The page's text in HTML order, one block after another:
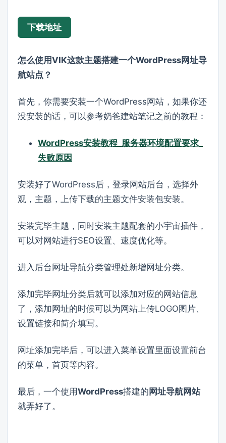
下载地址
怎么使用VIK这款主题搭建一个WordPress网址导
航站点？
首先，你需要安装一个WordPress网站，如果你还
没安装的话，可以参考奶爸建站笔记之前的教程：
WordPress安装教程_服务器环境配置要求_
失败原因
安装好了WordPress后，登录网站后台，选择外
观，主题，上传下载的主题文件安装包安装。
安装完毕主题，同时安装主题配套的小宇宙插件，
可以对网站进行SEO设置、速度优化等。
进入后台网址导航分类管理处新增网址分类。
添加完毕网址分类后就可以添加对应的网站信息
了，添加网址的时候可以为网站上传LOGO图片、
设置链接和简介填写。
网址添加完毕后，可以进入菜单设置里面设置前台
的菜单，首页等内容。
最后，一个使用WordPress搭建的 网址导航网站
就弄好了。